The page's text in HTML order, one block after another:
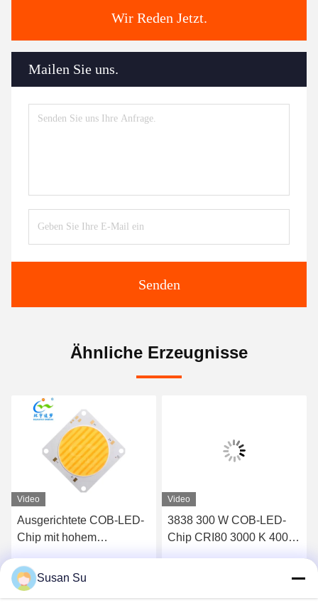
Wir Reden Jetzt.
Mailen Sie uns.
Senden
Ähnliche Erzeugnisse
Video
Ausgerichtete COB-LED-
Chip mit hohem
150W+150W 54V LED
COB 2700K+6500K
Video
3838 300 W COB-LED-
Chip CRI80 3000 K 4000
Susan Su